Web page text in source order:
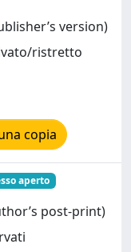
version)
ristretto
copia
aperto
post-print)